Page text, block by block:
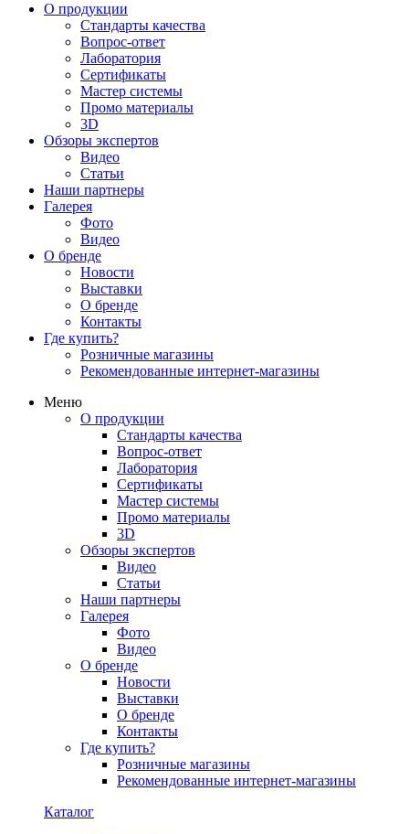
О продукции
Стандарты качества
Вопрос-ответ
Лаборатория
Сертификаты
Мастер системы
Промо материалы
3D
Обзоры экспертов
Видео
Статьи
Наши партнеры
Галерея
Фото
Видео
О бренде
Новости
Выставки
О бренде
Контакты
Где купить?
Розничные магазины
Рекомендованные интернет-магазины
Меню
О продукции
Стандарты качества
Вопрос-ответ
Лаборатория
Сертификаты
Мастер системы
Промо материалы
3D
Обзоры экспертов
Видео
Статьи
Наши партнеры
Галерея
Фото
Видео
О бренде
Новости
Выставки
О бренде
Контакты
Где купить?
Розничные магазины
Рекомендованные интернет-магазины
Каталог